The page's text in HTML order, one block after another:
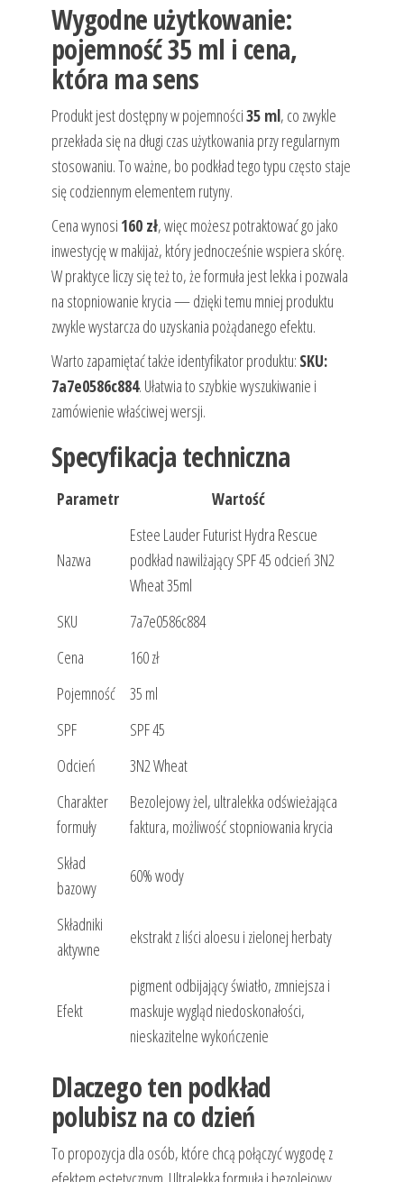
Wygodne użytkowanie:
pojemność 35 ml i cena,
która ma sens
Produkt jest dostępny w pojemności35 ml, co zwykle
przekłada się na długi czas użytkowania przy regularnym
stosowaniu. To ważne, bo podkład tego typu często staje
się codziennym elementem rutyny.
Cena wynosi 160 zł, więc możesz potraktować go jako
inwestycję w makijaż, który jednocześnie wspiera skórę.
W praktyce liczy się też to, że formuła jest lekka i pozwala
na stopniowanie krycia — dzięki temu mniej produktu
zwykle wystarcza do uzyskania pożądanego efektu.
Warto zapamiętać także identyfikator produktu: SKU:
7a7e0586c884. Ułatwia to szybkie wyszukiwanie i
zamówienie właściwej wersji.
Specyfikacja techniczna
Parametr Wartość
Nazwa
Estee Lauder Futurist Hydra Rescue
podkład nawilżający SPF 45 odcień 3N2
Wheat 35ml
SKU
7a7e0586c884
Cena
160 zł
Pojemność
35 ml
SPF
SPF 45
Odcień
3N2 Wheat
Charakter
formuły
Bezolejowy żel, ultralekka odświeżająca
faktura, możliwość stopniowania krycia
Skład
bazowy
60% wody
Składniki
aktywne
ekstrakt z liści aloesu i zielonej herbaty
Efekt
pigment odbijający światło, zmniejsza i
maskuje wygląd niedoskonałości,
nieskazitelne wykończenie
Dlaczego ten podkład
polubisz na co dzień
To propozycja dla osób, które chcą połączyć wygodę z